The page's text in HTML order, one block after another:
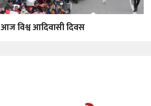
आज विश्व आदिवासी दिवस